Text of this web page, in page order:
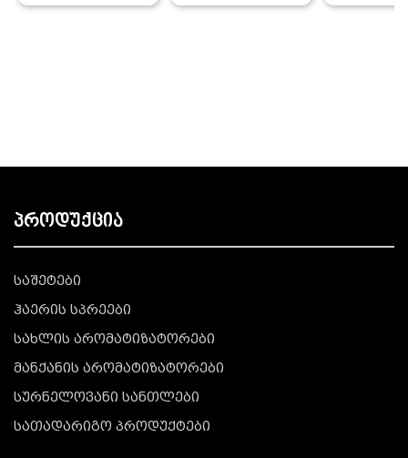
პროდუქცია
საშეტები
ჰაერის სპრეები
სახლის არომატიზატორები
მანქანის არომატიზატორები
სურნელოვანი სანთლები
სათადარიგო პროდუქტები